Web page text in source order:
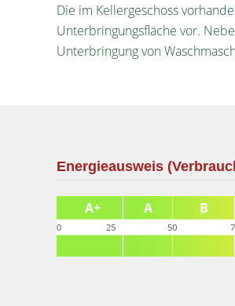
Die im Kellergeschoss
Unterbringungsfläche vor.
Unterbringung von
Energieausweis